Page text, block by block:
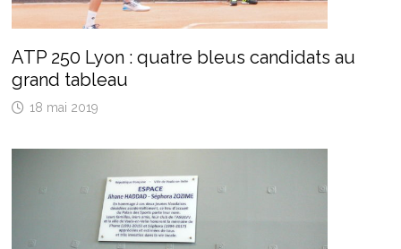
ATP 250 Lyon : quatre bleus candidats au
grand tableau
18 mai 2019